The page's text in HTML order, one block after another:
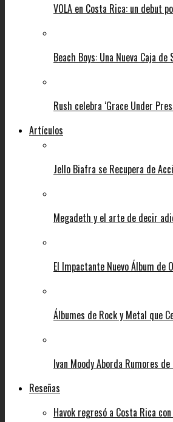
VOLA en Costa Rica: un debut
Beach Boys: Una Nueva Caja
Rush celebra ‘Grace Under
Artículos
Jello Biafra se Recupera de
Megadeth y el arte de decir
El Impactante Nuevo Álbum de
Álbumes de Rock y Metal que
Ivan Moody Aborda Rumores
Reseñas
Havok regresó a Costa Rica